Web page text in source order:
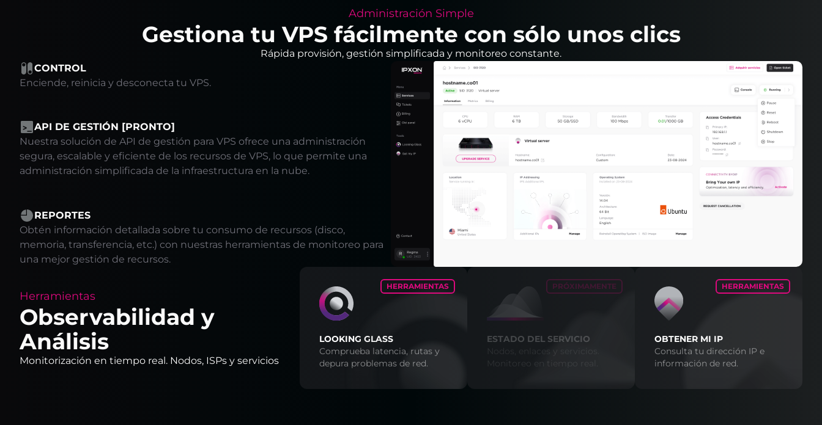
Administración Simple
Gestiona tu VPS fácilmente con sólo unos clics
Rápida provisión, gestión simplificada y monitoreo constante.
CONTROL
Enciende, reinicia y desconecta tu VPS.
API DE GESTIÓN [PRONTO]
Nuestra solución de API de gestión para VPS ofrece una administración
segura, escalable y eficiente de los recursos de VPS, lo que permite una
administración simplificada de la infraestructura en la nube.
REPORTES
Obtén información detallada sobre tu consumo de recursos (disco,
memoria, transferencia, etc.) con nuestras herramientas de monitoreo para
una mejor gestión de recursos.
Herramientas
Observabilidad y
Análisis
Monitorización en tiempo real. Nodos, ISPs y servicios
HERRAMIENTAS
LOOKING GLASS
Comprueba latencia, rutas y
depura problemas de red.
PRÓXIMAMENTE
ESTADO DEL SERVICIO
Nodos, enlaces y servicios.
Monitoreo en tiempo real.
HERRAMIENTAS
OBTENER MI IP
Consulta tu dirección IP e
información de red.